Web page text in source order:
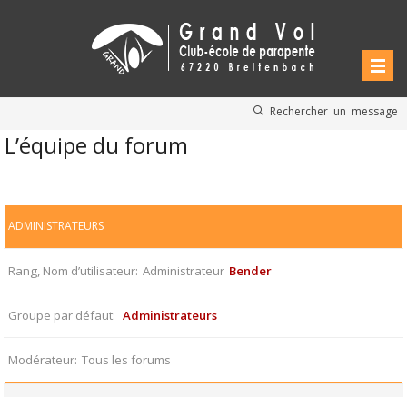
Rechercher un message
L’équipe du forum
ADMINISTRATEURS
Rang, Nom d’utilisateur Administrateur Bender
Groupe par défaut Administrateurs
Modérateur Tous les forums